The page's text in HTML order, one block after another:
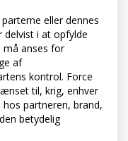
eller dennes
delvist i at opfylde
må anses for
af
kontrol. Force
til, krig, enhver
partneren, brand,
betydelig